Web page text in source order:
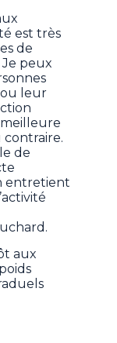
est très
de
Je peux
leur
contraire.
de
entretient
aux